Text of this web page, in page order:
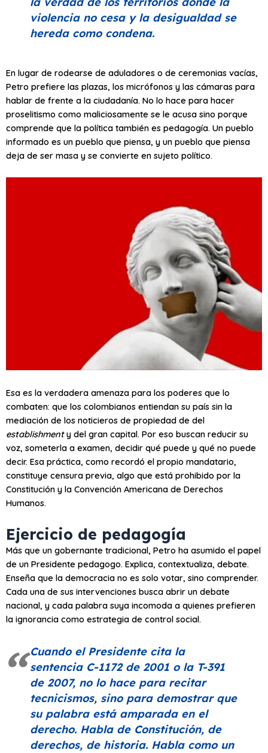
violencia no cesa y la desigualdad se
hereda como condena.
En lugar de rodearse de aduladores o de ceremonias vacías,
Petro prefiere las plazas, los micrófonos y las cámaras para
hablar de frente a la ciudadanía. No lo hace para hacer
proselitismo como maliciosamente se le acusa sino porque
comprende que la política también es pedagogía. Un pueblo
informado es un pueblo que piensa, y un pueblo que piensa
deja de ser masa y se convierte en sujeto político.
Esa es la verdadera amenaza para los poderes que lo
combaten: que los colombianos entiendan su país sin la
mediación de los noticieros de propiedad de del
establishmenty del gran capital. Por eso buscan reducir su
voz, someterla a examen, decidir qué puede y qué no puede
decir. Esa práctica, como recordó el propio mandatario,
constituye censura previa, algo que está prohibido por la
Constitución y la Convención Americana de Derechos
Humanos.
Ejercicio de pedagogía
Más que un gobernante tradicional, Petro ha asumido el papel
de un Presidente pedagogo. Explica, contextualiza, debate.
Enseña que la democracia no es solo votar, sino comprender.
Cada una de sus intervenciones busca abrir un debate
nacional, y cada palabra suya incomoda a quienes prefieren
la ignorancia como estrategia de control social.
Cuando el Presidente cita la
sentencia C-1172 de 2001 o la T-391
de 2007, no lo hace para recitar
tecnicismos, sino para demostrar que
su palabra está amparada en el
derecho. Habla de Constitución, de
derechos, de historia. Habla como un